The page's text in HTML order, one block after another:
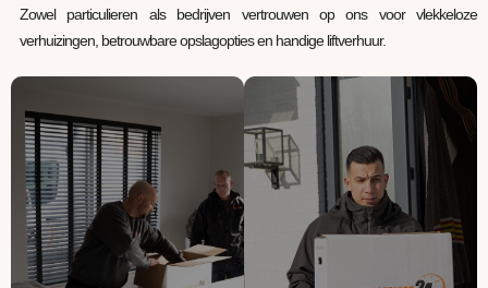
Zowel particulieren als bedrijven vertrouwen op ons voor vlekkeloze
verhuizingen, betrouwbare opslagopties en handige liftverhuur.
Verhuizing
Uw inboedel van A naar
B verhuizen? Wij regelen
het van A tot Z.
Opslagruimte
Jouw spullen staan bij
ons veilig, verwarmd en
beschermd.